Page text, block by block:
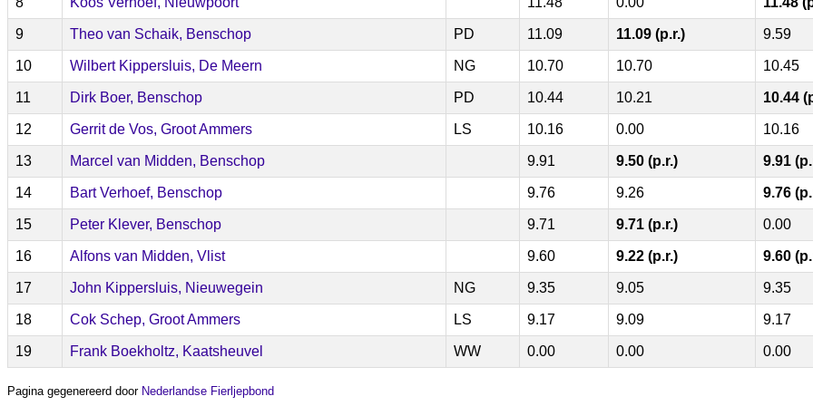
9 Theo van Schaik, Benschop PD 11.09 11.09 (p.r.) 9.59
10 Wilbert Kippersluis, De Meern NG 10.70 10.70 10.45
11 Dirk Boer, Benschop PD 10.44 10.21 10.44
12 Gerrit de Vos, Groot Ammers LS 10.16 0.00 10.16
13 Marcel van Midden, Benschop 9.91 9.50 (p.r.) 9.91
14 Bart Verhoef, Benschop 9.76 9.26 9.76
15 Peter Klever, Benschop 9.71 9.71 (p.r.) 0.00
16 Alfons van Midden, Vlist 9.60 9.22 (p.r.) 9.60
17 John Kippersluis, Nieuwegein NG 9.35 9.05 9.35
18 Cok Schep, Groot Ammers LS 9.17 9.09 9.17
19 Frank Boekholtz, Kaatsheuvel WW 0.00 0.00 0.00
Pagina gegenereerd door Nederlandse Fierljepbond